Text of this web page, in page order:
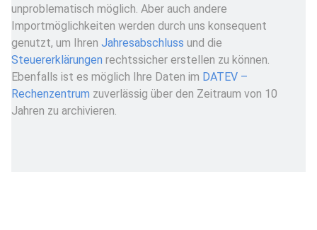
unproblematisch möglich. Aber auch andere
Importmöglichkeiten werden durch uns konsequent
genutzt, um Ihren Jahresabschluss und die
Steuererklärungen rechtssicher erstellen zu können.
Ebenfalls ist es möglich Ihre Daten im DATEV –
Rechenzentrum zuverlässig über den Zeitraum von 10
Jahren zu archivieren.